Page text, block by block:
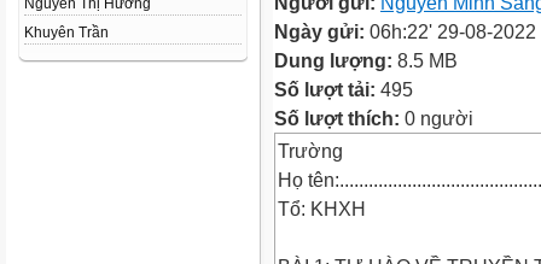
Nguyễn Thị Hương
Khuyên Trần
Ngày gửi: 06h:22' 29-08-2022
Dung lượng: 8.5 MB
Số lượt tải: 495
Số lượt thích: 0 người
Trường
Họ
Tổ: KHXH